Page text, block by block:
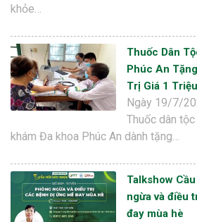
khỏe…
Thuốc Dân
Phúc An
Trị Giá 1
Ngày 19/7/
Thuốc dân
khám Đa khoa Phúc An dành tặng…
Talkshow
ngừa và điều
đay mùa hè